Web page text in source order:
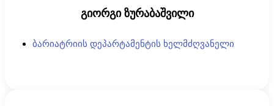
გიორგი ზურაბაშვილი
ბარიატრიის დეპარტამენტის ხელმძღვანელი